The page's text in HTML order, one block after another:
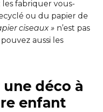
les fabriquer vous-
ou du papier de
ciseaux » n’est pas
aussi les
déco à
enfant